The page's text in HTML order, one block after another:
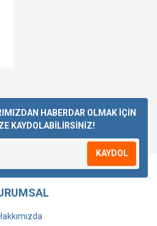
HABERDAR OLMAK İÇİN
KAYDOLABİLİRSİNİZ!
KAYDOL